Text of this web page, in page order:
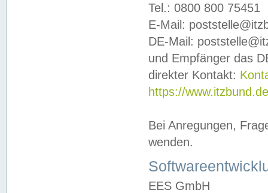
Tel.: 0800 800 75451
E-Mail:
DE-Mail:
und Empfänger das
direkter Kontakt:
https://
Bei Anregungen,
wenden.
EES GmbH